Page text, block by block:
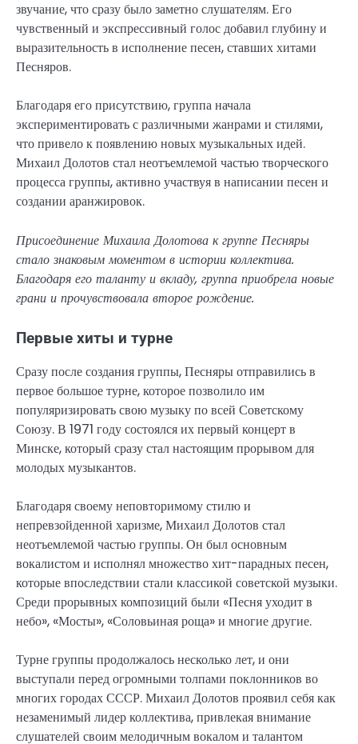
звучание, что сразу было заметно слушателям. Его
чувственный и экспрессивный голос добавил глубину и
выразительность в исполнение песен, ставших хитами
Песняров.
Благодаря его присутствию, группа начала
экспериментировать с различными жанрами и стилями,
что привело к появлению новых музыкальных идей.
Михаил Долотов стал неотъемлемой частью творческого
процесса группы, активно участвуя в написании песен и
создании аранжировок.
Присоединение Михаила Долотова к группе Песняры
стало знаковым моментом в истории коллектива.
Благодаря его таланту и вкладу, группа приобрела новые
грани и прочувствовала второе рождение.
Первые хиты и турне
Сразу после создания группы, Песняры отправились в
первое большое турне, которое позволило им
популяризировать свою музыку по всей Советскому
Союзу. В 1971 году состоялся их первый концерт в
Минске, который сразу стал настоящим прорывом для
молодых музыкантов.
Благодаря своему неповторимому стилю и
непревзойденной харизме, Михаил Долотов стал
неотъемлемой частью группы. Он был основным
вокалистом и исполнял множество хит-парадных песен,
которые впоследствии стали классикой советской музыки.
Среди прорывных композиций были «Песня уходит в
небо», «Мосты», «Соловьиная роща» и многие другие.
Турне группы продолжалось несколько лет, и они
выступали перед огромными толпами поклонников во
многих городах СССР. Михаил Долотов проявил себя как
незаменимый лидер коллектива, привлекая внимание
слушателей своим мелодичным вокалом и талантом